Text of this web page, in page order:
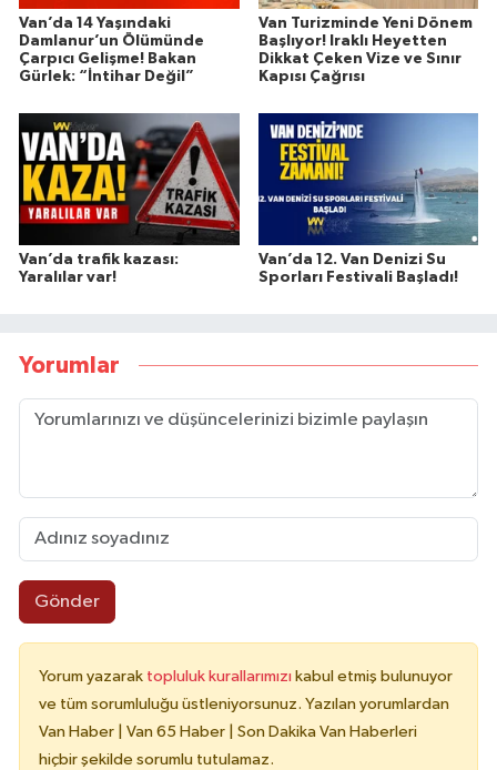
Van’da 14 Yaşındaki
Damlanur’un Ölümünde
Çarpıcı Gelişme! Bakan
Gürlek: “İntihar Değil”
Van Turizminde Yeni Dönem
Başlıyor! Iraklı Heyetten
Dikkat Çeken Vize ve Sınır
Kapısı Çağrısı
Van’da trafik kazası:
Yaralılar var!
Van’da 12. Van Denizi Su
Sporları Festivali Başladı!
Yorumlar
Gönder
Yorum yazarak topluluk kurallarımızı kabul etmiş bulunuyor
ve tüm sorumluluğu üstleniyorsunuz. Yazılan yorumlardan
Van Haber | Van 65 Haber | Son Dakika Van Haberleri
hiçbir şekilde sorumlu tutulamaz.